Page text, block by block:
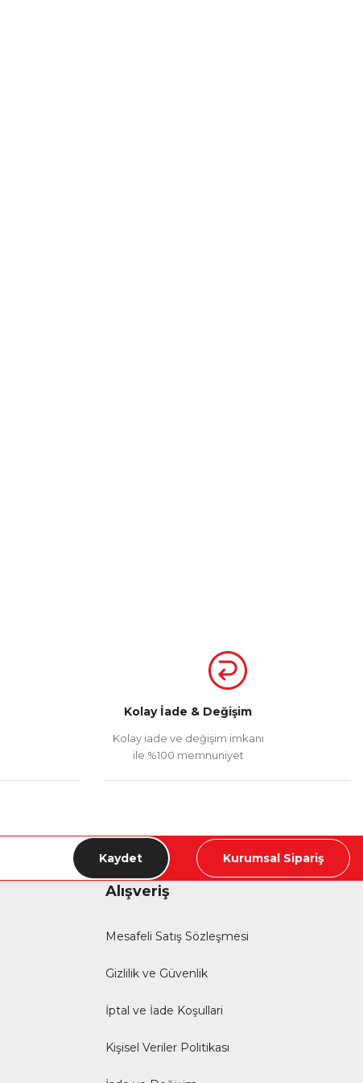
Kolay İade & Değişim
Kolay iade ve değişim imkanı
ile %100 memnuniyet
Kaydet Kurumsal Sipariş
Alışveriş
Mesafeli Satış Sözleşmesi
Gizlilik ve Güvenlik
İptal ve İade Koşullari
Kişisel Veriler Politikası